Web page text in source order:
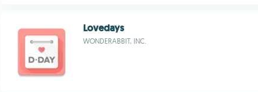
Lovedays
WONDERABBIT, INC.